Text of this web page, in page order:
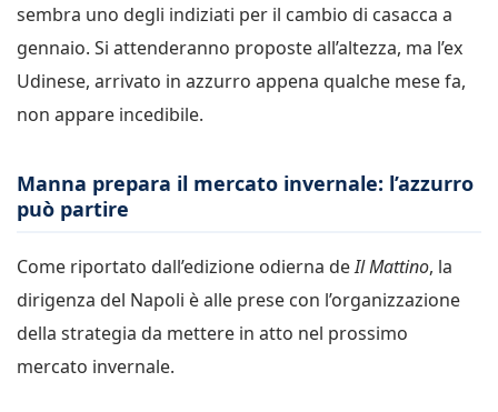
sembra uno degli indiziati per il cambio di casacca a
gennaio. Si attenderanno proposte all’altezza, ma l’ex
Udinese, arrivato in azzurro appena qualche mese fa,
non appare incedibile.
Manna prepara il mercato invernale: l’azzurro
può partire
Come riportato dall’edizione odierna deIl Mattino, la
dirigenza del Napoli è alle prese con l’organizzazione
della strategia da mettere in atto nel prossimo
mercato invernale.